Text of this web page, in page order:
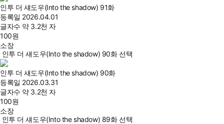
인투 더 섀도우(Into the shadow) 91화
등록일 2026.04.01
글자수 약 3.2천 자
100원
소장
인투 더 섀도우(Into the shadow) 90화 선택
인투 더 섀도우(Into the shadow) 90화
등록일 2026.03.31
글자수 약 3.2천 자
100원
소장
인투 더 섀도우(Into the shadow) 89화 선택